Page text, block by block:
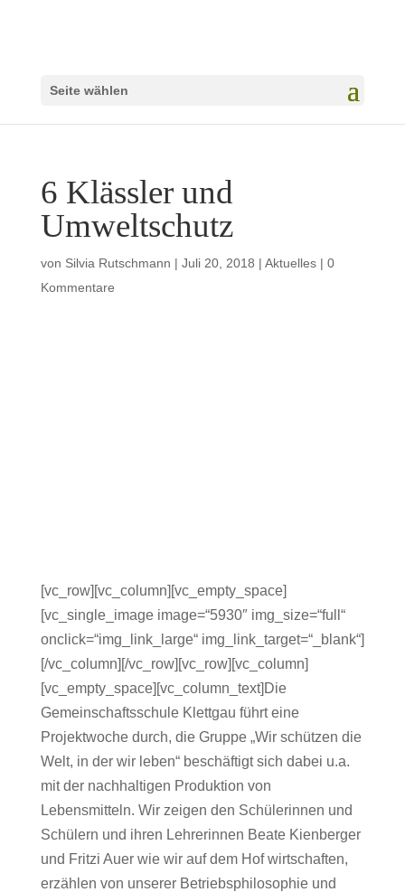
Seite wählen
6 Klässler und
Umweltschutz
von Silvia Rutschmann | Juli 20, 2018 | Aktuelles| 0
Kommentare
[vc_row][vc_column][vc_empty_space]
[vc_single_image image=“5930″ img_size=“full“
onclick=“img_link_large“ img_link_target=“_blank“]
[/vc_column][/vc_row][vc_row][vc_column]
[vc_empty_space][vc_column_text]Die
Gemeinschaftsschule Klettgau führt eine
Projektwoche durch, die Gruppe „Wir schützen die
Welt, in der wir leben“ beschäftigt sich dabei u.a.
mit der nachhaltigen Produktion von
Lebensmitteln. Wir zeigen den Schülerinnen und
Schülern und ihren Lehrerinnen Beate Kienberger
und Fritzi Auer wie wir auf dem Hof wirtschaften,
erzählen von unserer Betriebsphilosophie und